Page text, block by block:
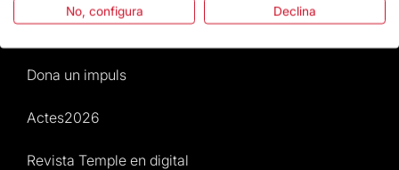
Dona un impuls
Actes2026
Revista Temple en digital
No, configura Declina